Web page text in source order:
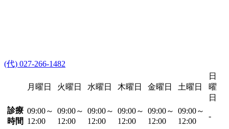
(代) 027-266-1482
月曜日 火曜日 水曜日 木曜日 金曜日 土曜日
日
曜
日
診療
時間
09:00～
12:00
09:00～
12:00
09:00～
12:00
09:00～
12:00
09:00～
12:00
09:00～
12:00
-